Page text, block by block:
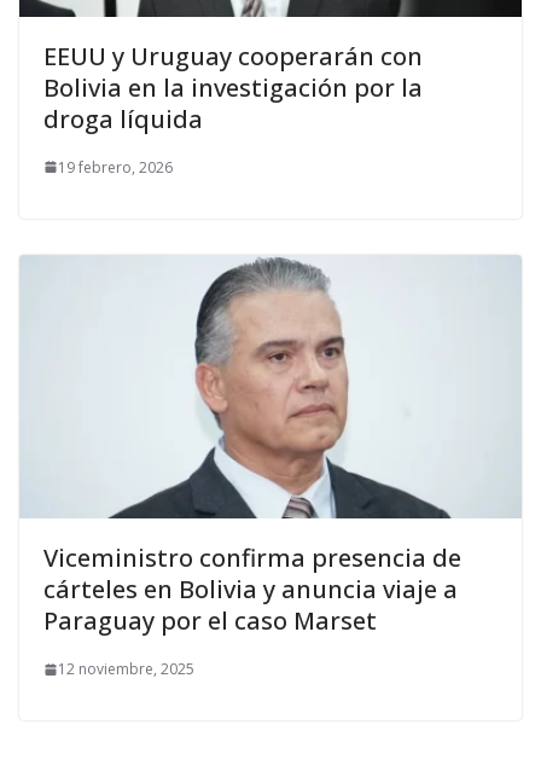
EEUU y Uruguay cooperarán con
Bolivia en la investigación por la
droga líquida
19 febrero, 2026
Viceministro confirma presencia de
cárteles en Bolivia y anuncia viaje a
Paraguay por el caso Marset
12 noviembre, 2025